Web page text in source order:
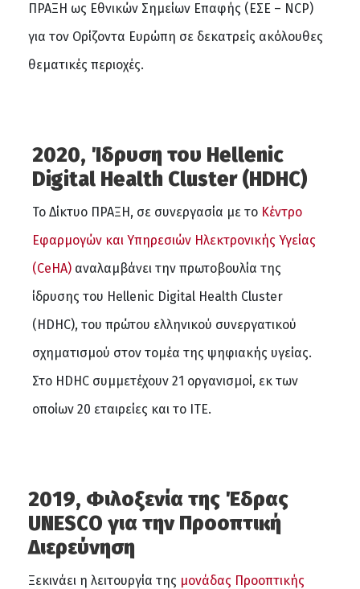
ΠΡΑΞΗ ως Εθνικών Σημείων Επαφής (ΕΣΕ – NCP)
για τον Ορίζοντα Ευρώπη σε δεκατρείς ακόλουθες
θεματικές περιοχές.
2020, Ίδρυση του Hellenic
Digital Health Cluster (HDHC)
Το Δίκτυο ΠΡΑΞΗ, σε συνεργασία με το Κέντρο
Εφαρμογών και Υπηρεσιών Ηλεκτρονικής Υγείας
(CeHA) αναλαμβάνει την πρωτοβουλία της
ίδρυσης του Hellenic Digital Health Cluster
(HDHC), του πρώτου ελληνικού συνεργατικού
σχηματισμού στον τομέα της ψηφιακής υγείας.
Στο HDHC συμμετέχουν 21 οργανισμοί, εκ των
οποίων 20 εταιρείες και το ΙΤΕ.
2019, Φιλοξενία της Έδρας
UNESCO για την Προοπτική
Διερεύνηση
Ξεκινάει η λειτουργία της μονάδας Προοπτικής